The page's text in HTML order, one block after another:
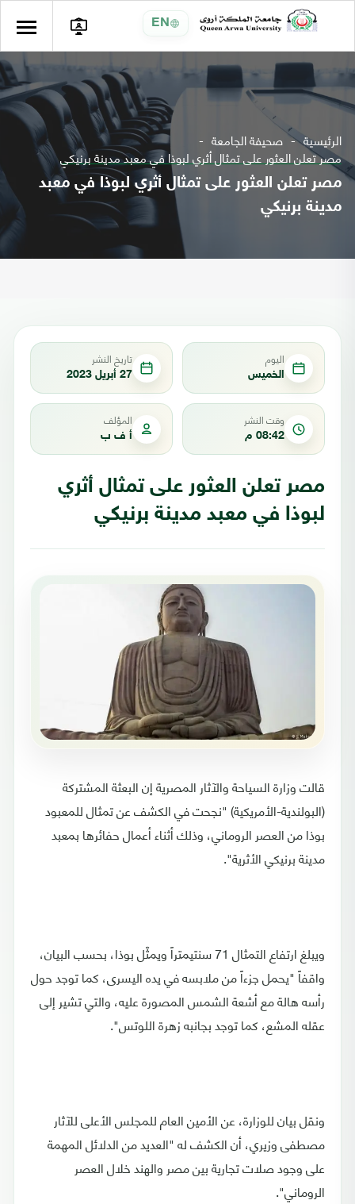
EN
الرئيسية صحيفة الجامعة
مصر تعلن العثور على تمثال أثري لبوذا في معبد مدينة برنيكي
مصر تعلن العثور على تمثال أثري لبوذا في معبد
مدينة برنيكي
اليوم
الخميس
تاريخ النشر
27 أبريل 2023
وقت النشر
08:42 م
المؤلف
أ ف ب
مصر تعلن العثور على تمثال أثري
لبوذا في معبد مدينة برنيكي
قالت وزارة السياحة والآثار المصرية إن البعثة المشتركة
(البولندية-الأمريكية) "نجحت في الكشف عن تمثال للمعبود
بوذا من العصر الروماني، وذلك أثناء أعمال حفائرها بمعبد
مدينة برنيكي الأثرية".
ويبلغ ارتفاع التمثال 71 سنتيمتراً ويمثّل بوذا، بحسب البيان،
واقفاً "يحمل جزءاً من ملابسه في يده اليسرى، كما توجد حول
رأسه هالة مع أشعة الشمس المصورة عليه، والتي تشير إلى
عقله المشع، كما توجد بجانبه زهرة اللوتس".
ونقل بيان للوزارة، عن الأمين العام للمجلس الأعلى للآثار
مصطفى وزيري، أن الكشف له "العديد من الدلائل المهمة
على وجود صلات تجارية بين مصر والهند خلال العصر
الروماني".